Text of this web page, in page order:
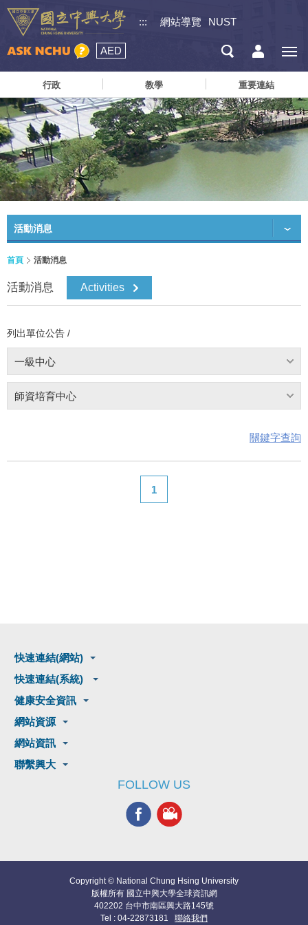
::: 網站導覽 NUST
AED
行政 教學 重要連結
活動消息
首頁 活動消息
活動消息 Activities
列出單位公告 /
一級中心
師資培育中心
關鍵字查詢
1
快速連結(網站)
快速連結(系統)
健康安全資訊
網站資源
網站資訊
聯繫興大
FOLLOW US
Copyright © National Chung Hsing University
版權所有 國立中興大學全球資訊網
402202 台中市南區興大路145號
Tel : 04-22873181 聯絡我們